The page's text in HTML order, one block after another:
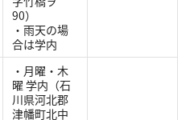
90）
・雨天の場
合は学内
・月曜・木
曜 学内（石
川県河北郡
津幡町北中